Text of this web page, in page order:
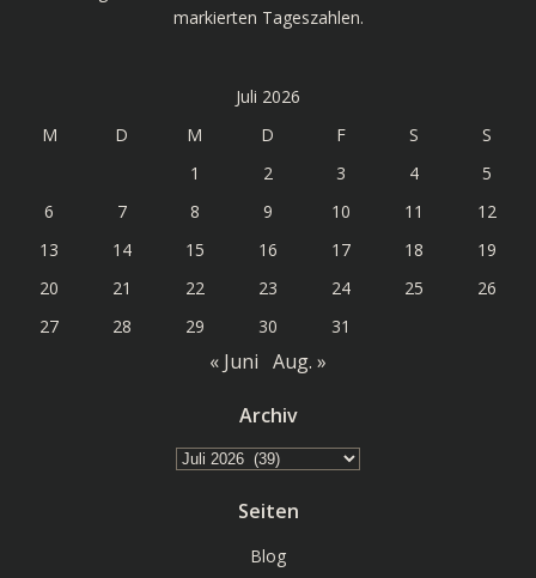
markierten Tageszahlen.
Juli 2026
M
D M D F S
S
1
2 3 4
5
6
7 8 9 10 11
12
13
14 15 16 17 18
19
20
21 22 23 24 25
26
27
28 29 30 31
« Juni Aug. »
Archiv
Archiv
Seiten
Blog